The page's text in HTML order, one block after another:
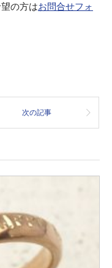
の方はお問合せフォ
次の記事